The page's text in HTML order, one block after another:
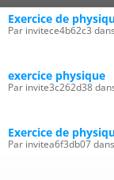
Exercice de
Par invitece4b62c3
exercice physique
Par invite3c262d38
Exercice de
Par invitea6f3db07